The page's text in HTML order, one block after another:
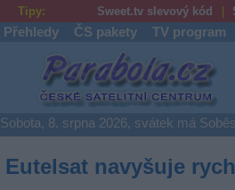
Tipy: Sweet.tv slevový kód
Přehledy ČS pakety TV program
Parabola.cz
Sobota, 8. srpna 2026, svátek má
Eutelsat navyšuje